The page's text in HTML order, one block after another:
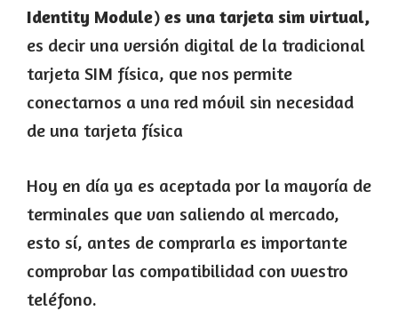
Identity Module) es una tarjeta sim virtual,
es decir una versión digital de la tradicional
tarjeta SIM física, que nos permite
conectarnos a una red móvil sin necesidad
de una tarjeta física
Hoy en día ya es aceptada por la mayoría de
terminales que van saliendo al mercado,
esto sí, antes de comprarla es importante
comprobar las compatibilidad con vuestro
teléfono.